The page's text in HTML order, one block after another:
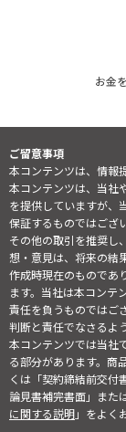
お金
ご留意事項
本コンテンツは、情報
本コンテンツは、当社
を提供していますが、
保証するものではござ
その他の取引を推奨し
想・意見は、将来の結
作成時現在のものであ
ます。当社は本コンテ
責任を負うものではご
判断と責任でなさるよ
本コンテンツでは当社
る部分があります。商
くは「契約締結前交付
論見書補完書面」また
に関する説明」をよく